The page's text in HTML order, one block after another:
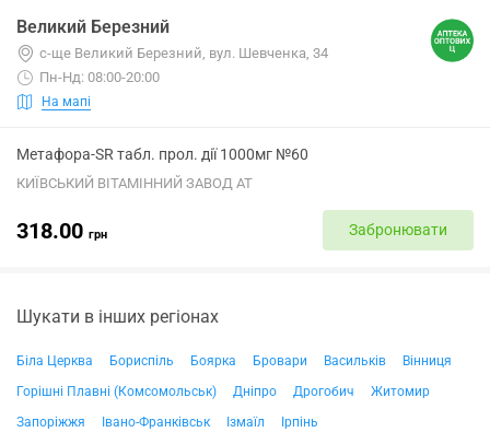
Великий Березний
с-ще Великий Березний, вул. Шевченка, 34
Пн-Нд: 08:00-20:00
На мапі
Метафора-SR табл. прол. дії 1000мг №60
КИЇВСЬКИЙ ВІТАМІННИЙ ЗАВОД АТ
318.00 грн Забронювати
Шукати в інших регіонах
Біла Церква Бориспіль Боярка Бровари Васильків
Вінниця
Горішні Плавні (Комсомольськ)
Дніпро Дрогобич
Житомир
Запоріжжя
Івано-Франківськ Ізмаїл
Ірпінь